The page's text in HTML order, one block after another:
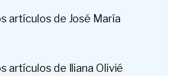
artículos de José María
artículos de Iliana Olivié